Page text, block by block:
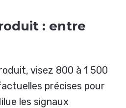
: entre
visez 800 à 1 500
précises pour
les signaux